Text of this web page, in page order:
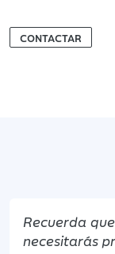
CONTACTAR
Recuerda
necesitarás